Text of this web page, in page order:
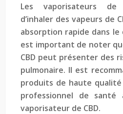
Les vaporisateurs de
d’inhaler des vapeurs de
absorption rapide dans le
est important de noter
CBD peut présenter des
pulmonaire. Il est
produits de haute
professionnel de santé
vaporisateur de CBD.